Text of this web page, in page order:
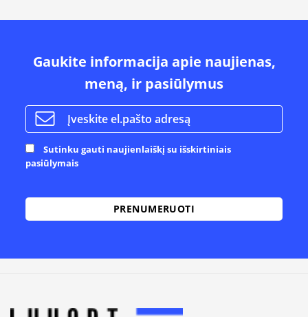
Gaukite informacija apie naujienas,
meną, ir pasiūlymus
Sutinku gauti naujienlaiškį su išskirtiniais
pasiūlymais